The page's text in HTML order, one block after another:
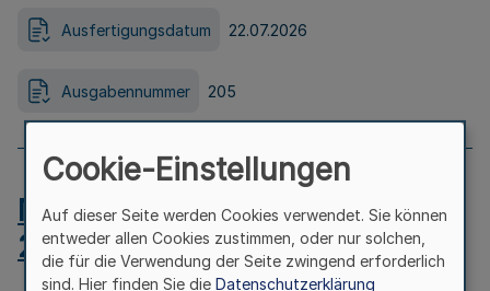
Ausfertigungsdatum 22.07.2026
Ausgabennummer 205
MB.NRW 2026 Nr. 204 vom
24.07.2026
Cookie-Einstellungen
Auf dieser Seite werden Cookies verwendet. Sie können
entweder allen Cookies zustimmen, oder nur solchen,
die für die Verwendung der Seite zwingend erforderlich
sind. Hier finden Sie die Datenschutzerklärung